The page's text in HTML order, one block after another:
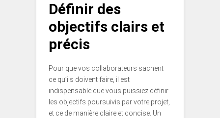
Définir des
objectifs clairs et
précis
Pour que vos collaborateurs sachent
ce qu’ils doivent faire, il est
indispensable que vous puissiez définir
les objectifs poursuivis par votre projet,
et ce de manière claire et concise. Un